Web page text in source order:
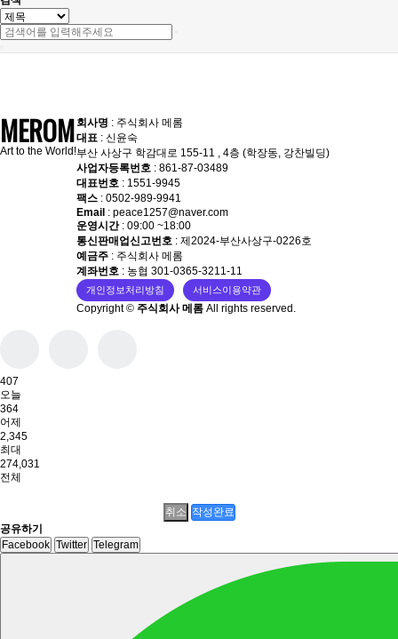
MEROM
Art to the World!
회사명 : 주식회사 메롬
대표 : 신윤숙
부산 사상구 학감대로 155-11 , 4층 (학장동, 강찬빌딩)
사업자등록번호 : 861-87-03489
대표번호 : 1551-9945
팩스 : 0502-989-9941
Email : peace1257@naver.com
운영시간: 09:00 ~18:00
통신판매업신고번호 : 제2024-부산사상구-0226호
예금주 : 주식회사 메롬
계좌번호 : 농협 301-0365-3211-11
개인정보처리방침 서비스이용약관
Copyright © 주식회사 메롬 All rights reserved.
407
오늘
364
어제
2,345
최대
274,031
전체
취소 작성완료
공유하기
Facebook Twitter Telegram